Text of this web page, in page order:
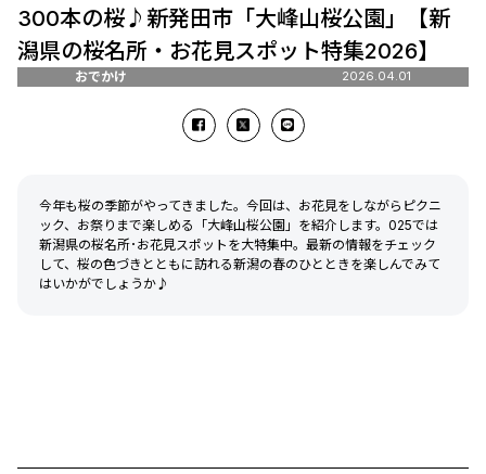
300本の桜♪新発田市「大峰山桜公園」【新
潟県の桜名所・お花見スポット特集2026】
おでかけ 2026.04.01
今年も桜の季節がやってきました。今回は、お花見をしながらピクニ
ック、お祭りまで楽しめる「大峰山桜公園」を紹介します。025では
新潟県の桜名所･お花見スポットを大特集中。最新の情報をチェック
して、桜の色づきとともに訪れる新潟の春のひとときを楽しんでみて
はいかがでしょうか♪